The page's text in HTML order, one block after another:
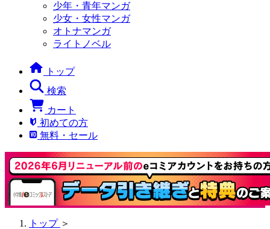
少年・青年マンガ
少女・女性マンガ
オトナマンガ
ライトノベル
トップ
検索
カート
初めての方
無料・セール
トップ ＞